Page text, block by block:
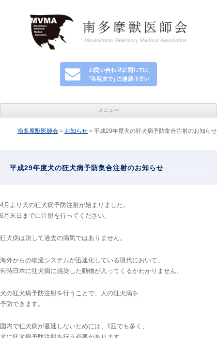
メニュー
コンテンツへ移動
南多摩獣医師会 > お知らせ > 平成29年度犬の狂犬病予防集合注射のお知らせ
平成29年度犬の狂犬病予防集合注射のお知らせ
4月より犬の狂犬病予防注射が始まりました。
6月末日までに注射を行ってください。
狂犬病は決して過去の病気ではありません。
海外からの物流システムが迅速化している現代において、
何時日本に狂犬病に感染した動物が入ってくるかわかりません。
犬の狂犬病予防注射を行うことで、人の狂犬病を
予防できます。
国内で狂犬病が蔓延しないためには、1匹でも多く、